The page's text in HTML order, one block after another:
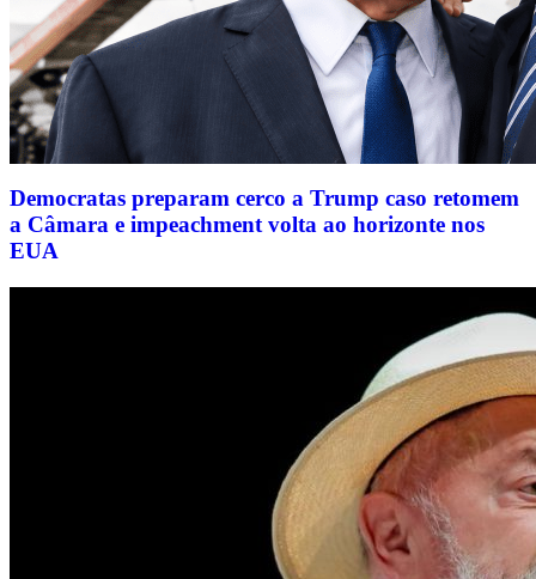
Democratas preparam cerco a Trump caso retomem
a Câmara e impeachment volta ao horizonte nos
EUA